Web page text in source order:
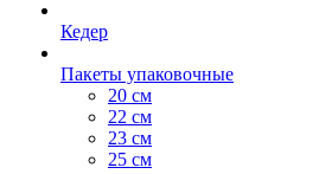
Кедер
Пакеты упаковочные
20 см
22 см
23 см
25 см